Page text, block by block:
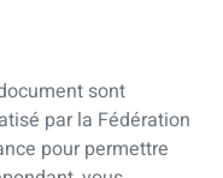
sont
par la Fédération
pour permettre